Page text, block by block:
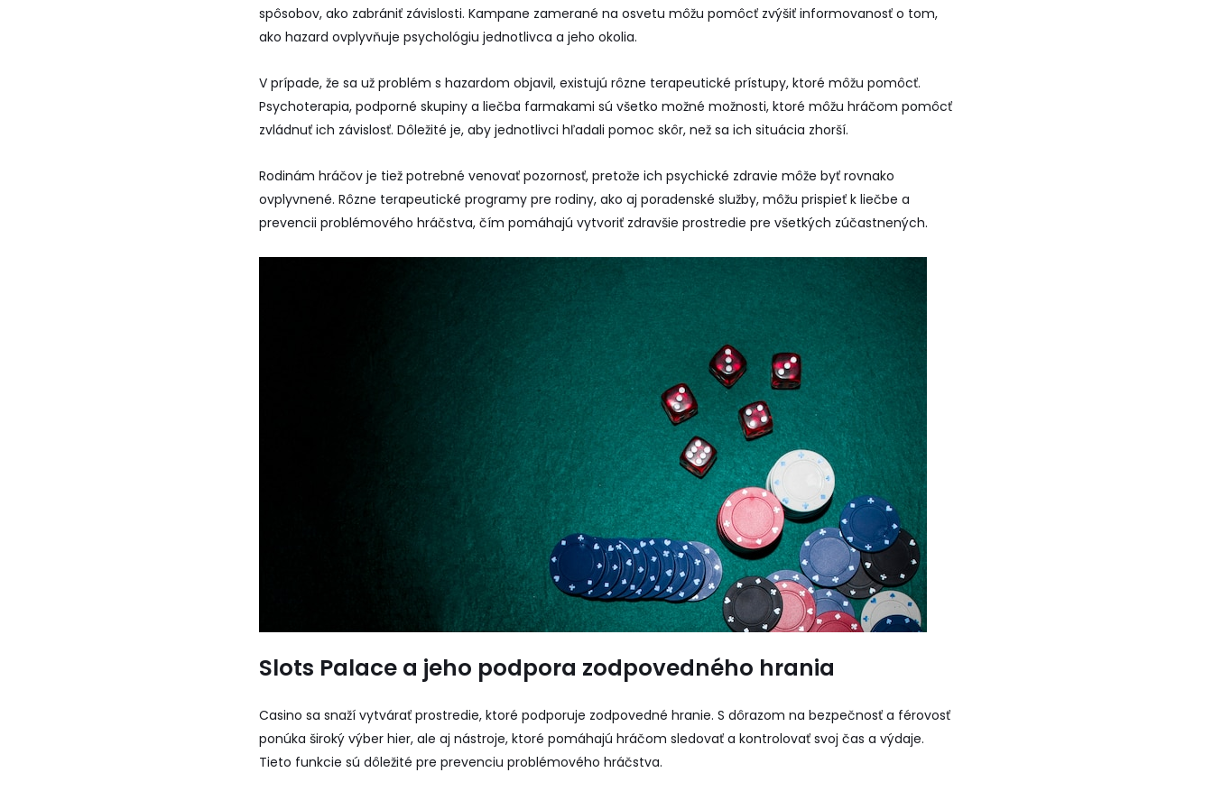
spôsobov, ako zabrániť závislosti. Kampane zamerané na osvetu môžu pomôcť zvýšiť informovanosť o tom,
ako hazard ovplyvňuje psychológiu jednotlivca a jeho okolia.
V prípade, že sa už problém s hazardom objavil, existujú rôzne terapeutické prístupy, ktoré môžu pomôcť.
Psychoterapia, podporné skupiny a liečba farmakami sú všetko možné možnosti, ktoré môžu hráčom pomôcť
zvládnuť ich závislosť. Dôležité je, aby jednotlivci hľadali pomoc skôr, než sa ich situácia zhorší.
Rodinám hráčov je tiež potrebné venovať pozornosť, pretože ich psychické zdravie môže byť rovnako
ovplyvnené. Rôzne terapeutické programy pre rodiny, ako aj poradenské služby, môžu prispieť k liečbe a
prevencii problémového hráčstva, čím pomáhajú vytvoriť zdravšie prostredie pre všetkých zúčastnených.
Slots Palace a jeho podpora zodpovedného hrania
Casino sa snaží vytvárať prostredie, ktoré podporuje zodpovedné hranie. S dôrazom na bezpečnosť a férovosť
ponúka široký výber hier, ale aj nástroje, ktoré pomáhajú hráčom sledovať a kontrolovať svoj čas a výdaje.
Tieto funkcie sú dôležité pre prevenciu problémového hráčstva.